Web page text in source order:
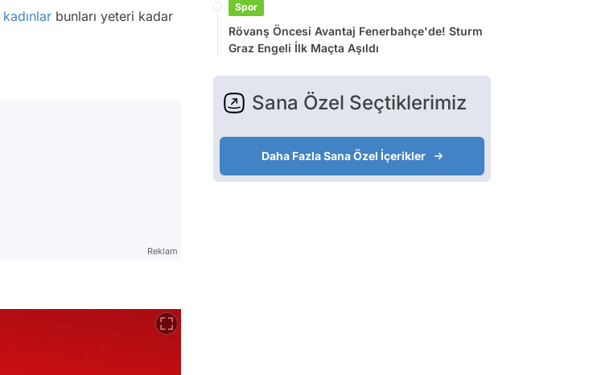
kadınlar bunları yeteri kadar
Reklam
Spor
Rövanş Öncesi Avantaj Fenerbahçe'de! Sturm
Graz Engeli İlk Maçta Aşıldı
Sana Özel Seçtiklerimiz
Daha Fazla Sana Özel İçerikler